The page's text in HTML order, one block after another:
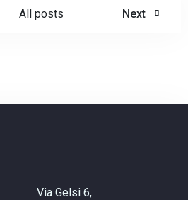
All posts Next
Via Gelsi 6,